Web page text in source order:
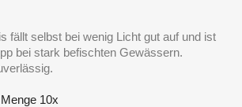
fällt selbst bei wenig Licht gut auf und ist
bei stark befischten Gewässern.
10x